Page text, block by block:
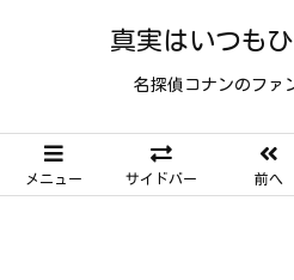
真実はいつも
名探偵コナンのファ
メニュー サイドバー 前へ